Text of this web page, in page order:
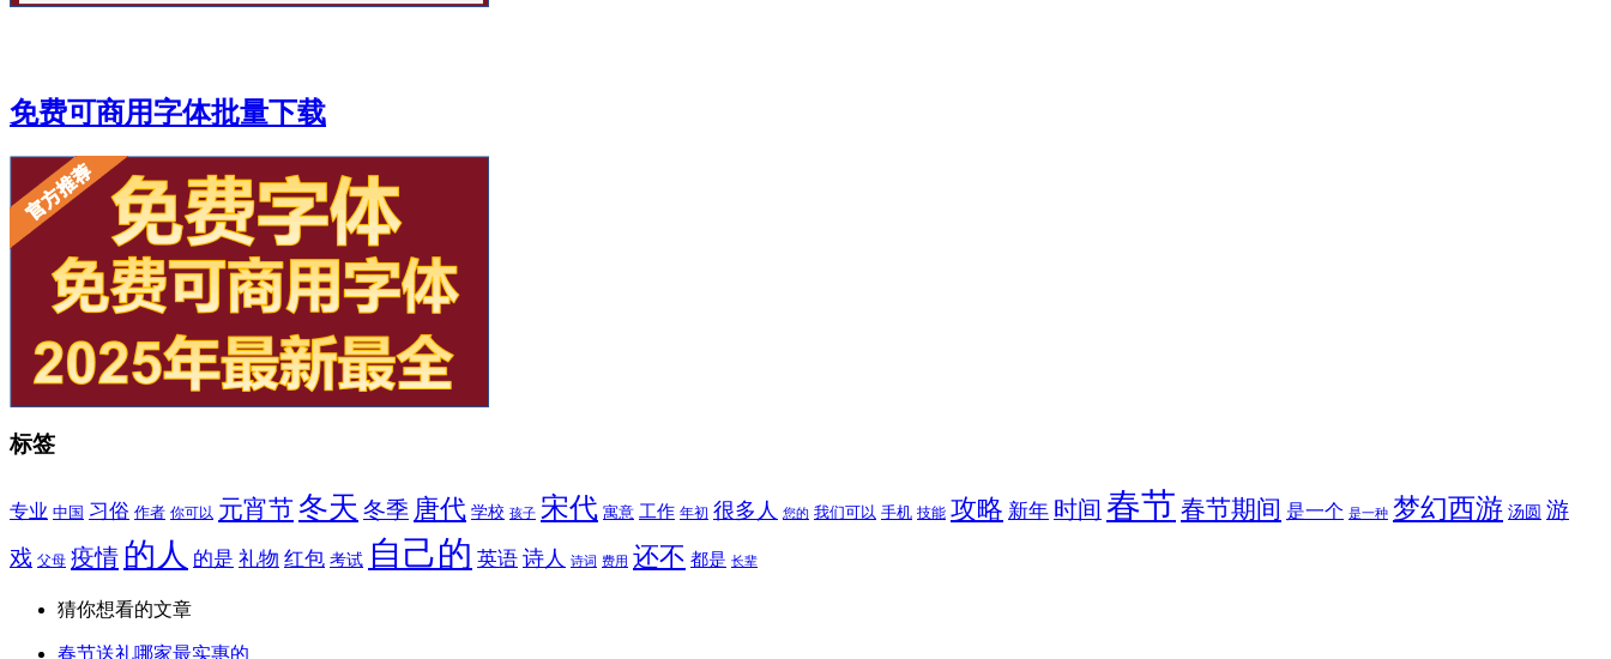
免费可商用字体批量下载
标签
专业 中国 习俗 作者 你可以 元宵节冬天 冬季 唐代 学校 孩子 宋代 寓意 工作 年初 很多人 您的 我们可以 手机 技能 攻略 新年 时间 春节 春节期间 是一个 是一种 梦幻西游 汤圆 游
戏 父母 疫情 的人 的是 礼物 红包 考试 自己的 英语 诗人 诗词 费用 还不 都是 长辈
猜你想看的文章
春节送礼哪家最实惠的